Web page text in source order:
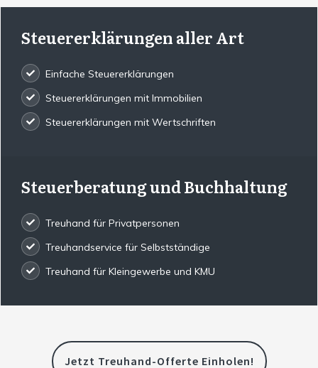
Steuererklärungen aller Art
Einfache Steuererklärungen
Steuererklärungen mit Immobilien
Steuererklärungen mit Wertschriften
Steuerberatung und Buchhaltung
Treuhand für Privatpersonen
Treuhandservice für Selbstständige
Treuhand für Kleingewerbe und KMU
Jetzt Treuhand-Offerte Einholen!